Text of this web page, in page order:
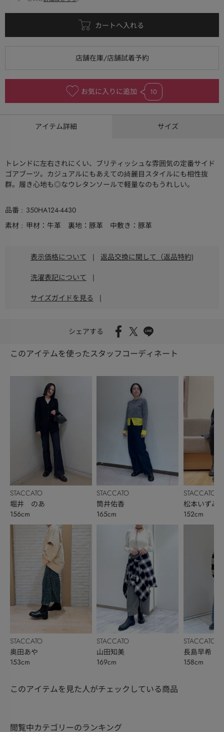
お気に入りに追加 10
アイテム詳細 サイズ
トレンドに左右されにくい、ブリティッシュな雰囲気の定番サイド
ゴアブーツ。カジュアルにもあえての綺麗目スタイルにも相性抜
群。履き心地も◎なウレタンソールで軽量なのもうれしい。
品番
350HA124-4430
素材
甲材：牛革 裏地：豚革 中敷き：豚革
表示価格について | 返品交換に関して（返品特約)
洗濯表記について |
サイズガイドを見る |
シェアする
このアイテムを使ったスタッフコーディネート
STACCATO
堀井 のあ
156cm
STACCATO
奥田あや
153cm
STACCATO
筒井佑香
165cm
STACCATO
山田知美
169cm
STACCATO
松本いずみ
152cm
STACCATO
長島早希
158cm
このアイテムを見た人がチェックしている商品
閲覧中カテゴリーのランキング